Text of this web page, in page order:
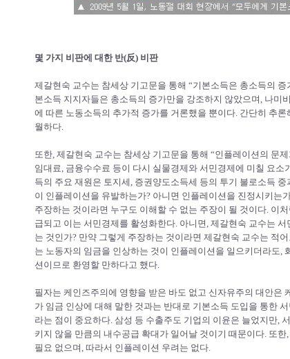
몇 가지 비판에 대한 반(反) 비판
제갈현숙 교수는 참세상 기고문을 통해 “기본소득은 총소득의
본소득 지지자들은 총소득의 증가만을 강조하지 않았으며, 나미
에 따른 노동소득의 추가적 증가를 거론했을 뿐이다. 간단히 추
월하다.
또한, 제갈현숙 교수는 참세상 기고문을 통해 “인플레이션의 문
임대료, 금융수수료 등이 다시 실물경제와 서민경제에 미칠 요
득의 주요 재원은 토지세, 증권양도소득세 등의 투기 불로소득
이 인플레이션을 유발하는가? 아니면 인플레이션을 진정시키는
주장하는 것이라면 누구도 이해할 수 없는 주장이 될 것이다. 이
급되고 이는 서민경제를 활성화한다. 아니면, 제갈현숙 교수는
는 것인가? 만약 그렇게 주장하는 것이라면 제갈현숙 교수는 적
는 노동자의 임금을 인상하는 것이 인플레이션을 일으키더라도,
션이므로 환영할 만하다고 했다.
필자는 케인즈주의에 영향을 받은 바도 없고 신자유주의 대안은
가 임금 인상에 대해 말한 것과는 반대로 기본소득 도입을 통한
라는 점이 중요하다. 삼성 등 수출주도 기업의 이윤은 늘었지만,
키지 않을 만큼의 내수공급 확대가 일어날 것이기 때문이다. 또
필요 없으며, 따라서 인플레이션 우려는 없다.